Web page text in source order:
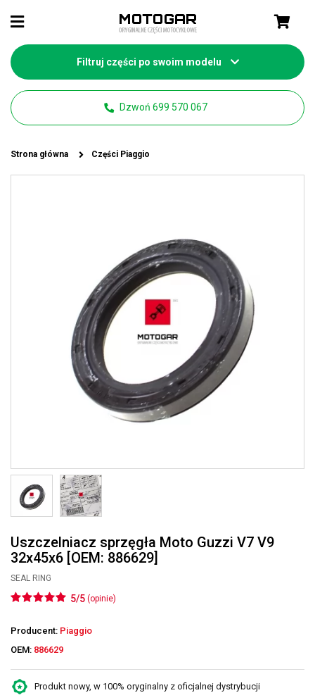
Filtruj części po swoim modelu
Dzwoń 699 570 067
Strona główna Części Piaggio
Uszczelniacz sprzęgła Moto Guzzi V7 V9
32x45x6 [OEM: 886629]
SEAL RING
5/5 (opinie)
Producent: Piaggio
OEM: 886629
Produkt nowy, w 100% oryginalny z oficjalnej dystrybucji